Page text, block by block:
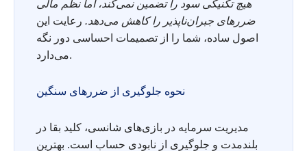
هیچ تکنیکی سود را تضمین نمی‌کند، اما نظم مالی
ضررهای جبران‌ناپذیر را کاهش می‌دهد. رعایت این
اصول ساده، شما را از تصمیمات احساسی دور نگه
می‌دارد.
نحوه جلوگیری از ضررهای سنگین
مدیریت سرمایه در بازی‌های شانسی، کلید بقا در
بلندمدت و جلوگیری از نابودی حساب است. بهترین